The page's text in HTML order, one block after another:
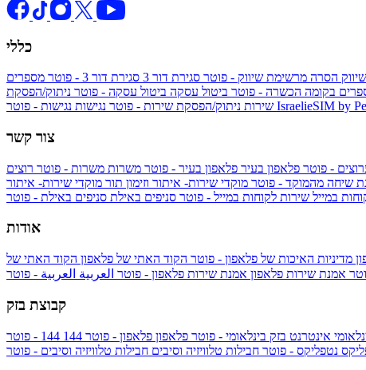
כללי
הסרה מרשימת שיווק - פוטר סגירת דור 3 סגירת דור 3 - פוטר
מספרים
בקומה הכשרה - פוטר ביטול עסקה ביטול עסקה - פוטר ניתוק/הפסקת
שירות ניתוק/הפסקת שירות - פוטר נגישות IsraelieSIM by
צור קשר
- פוטר פלאפון בעיר פלאפון בעיר - פוטר משרות משרות - פוטר רוצים
שיחה מהמוקד - פוטר מוקדי שירות- איתור וזימון תור מוקדי שירות- איתור
במייל שירות לקוחות במייל - פוטר סניפים באילת סניפים באילת - פוטר
אודות
מדיניות האיכות של פלאפון - פוטר הקוד האתי של פלאפון הקוד האתי של
אמנת שירות פלאפון אמנת שירות פלאפון - פוטר العربية العربية - פוטר
קבוצת בזק
אינטרנט בזק בינלאומי - פוטר פלאפון פלאפון - פוטר 144
נטפליקס - פוטר חבילות טלוויזיה וסיבים חבילות טלוויזיה וסיבים - פוטר